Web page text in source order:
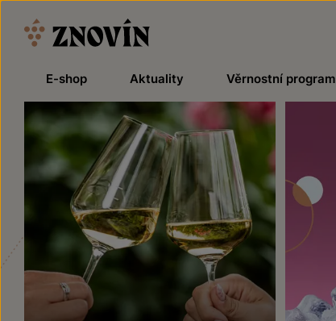
E-shop Aktuality Věrnostní program